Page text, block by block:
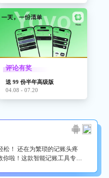
评论有奖
送 99 份半年高级版
04.08 - 07.20
松！ 还在为繁琐的记账头疼
你啦！这款智能记账工具专为